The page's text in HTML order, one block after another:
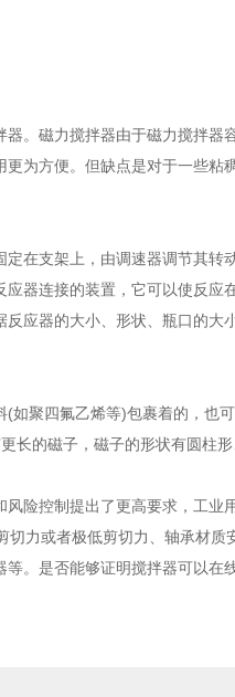
。磁力搅拌器由于磁力搅拌器
为方便。但缺点是对于一些粘
在支架上，由调速器调节其转
器连接的装置，它可以使反应
应器的大小、形状、瓶口的大
聚四氟乙烯等)包裹着的，也
长的磁子，磁子的形状有圆柱形
险控制提出了更高要求，工业
力或者极低剪切力、轴承材质
。是否能够证明搅拌器可以在